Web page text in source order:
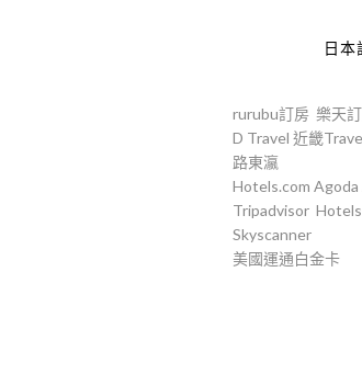
日
rurubu訂房 樂天
D Travel 近畿
路東瀛
Hotels.com Agoda
Tripadvisor
Skyscanner
美國運通白金卡